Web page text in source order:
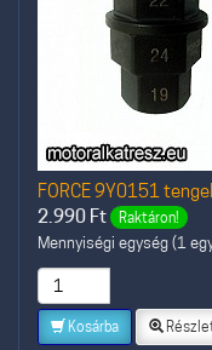
FORCE 9Y0151
2.990 Ft Raktáron!
Mennyiségi egység (1
Kosárba